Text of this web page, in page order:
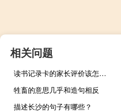
相关问题
读书记录卡的家长评价该怎么写5分
牲畜的意思几乎和造句相反
描述长沙的句子有哪些？